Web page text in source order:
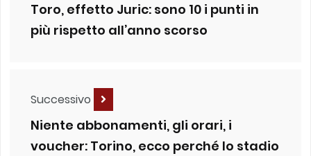
Toro, effetto Juric: sono 10 i punti in
più rispetto all’anno scorso
Successivo
Niente abbonamenti, gli orari, i
voucher: Torino, ecco perché lo stadio